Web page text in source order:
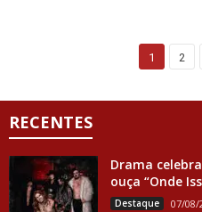
1 2
RECENTES
Drama
ouça “Onde
Destaque 07/08/